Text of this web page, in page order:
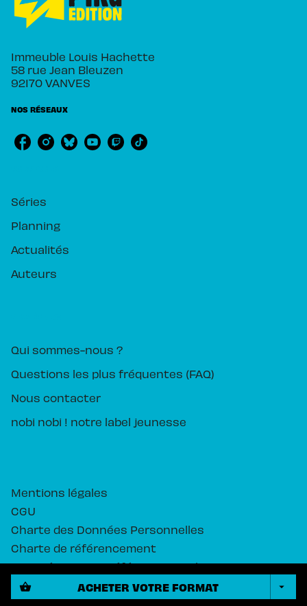
shopping_basket ACHETER VOTRE FORMAT arrow_drop_down
Immeuble Louis Hachette
58 rue Jean Bleuzen
92170 VANVES
NOS RÉSEAUX
Séries
Planning
Actualités
Auteurs
Qui sommes-nous ?
Questions les plus fréquentes (FAQ)
Nous contacter
nobi nobi ! notre label jeunesse
Mentions légales
CGU
Charte des Données Personnelles
Charte de référencement
Paramétrez vos préférences cookies